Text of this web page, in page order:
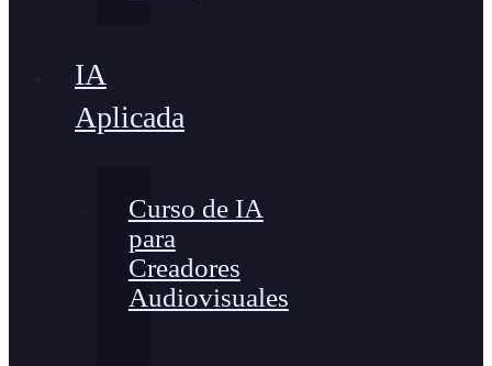
IA
Aplicada
Curso de IA
para
Creadores
Audiovisuales